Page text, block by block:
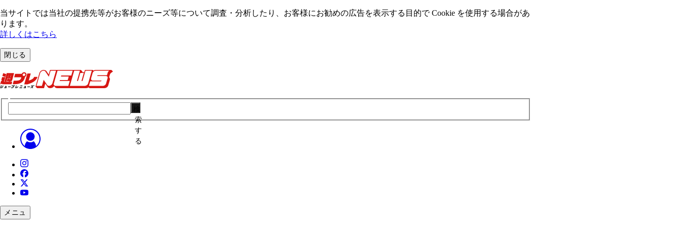
当サイトでは当社の提携先等がお客様のニーズ等について調査・分析したり、お客様にお勧めの広告を表⽰する⽬的で Cookie を使⽤する場合があ
ります。
詳しくはこちら
閉じる
索
す
る
メニュ